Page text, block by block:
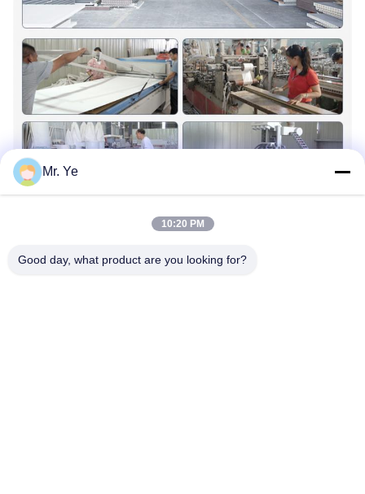
Mr. Ye
10:20 PM
Good day, what product are you looking for?